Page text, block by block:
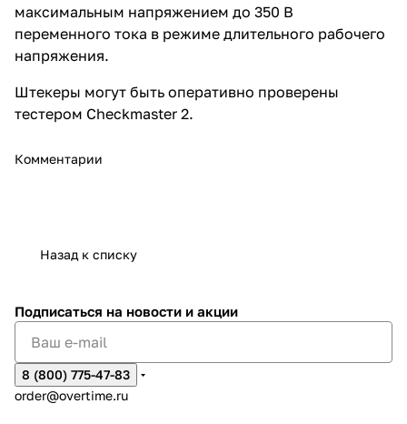
максимальным напряжением до 350 В
переменного тока в режиме длительного рабочего
напряжения.
Штекеры могут быть оперативно проверены
тестером Checkmaster 2.
Комментарии
Назад к списку
Подписаться на новости и акции
8 (800) 775-47-83
order@overtime.ru